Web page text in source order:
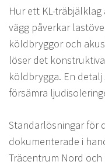
Hur ett KL-
vägg påverkar
köldbryggor och
löser det
köldbrygga. En
försämra
Standarlösningar för
dokumenterade i
Träcentrum Nord och